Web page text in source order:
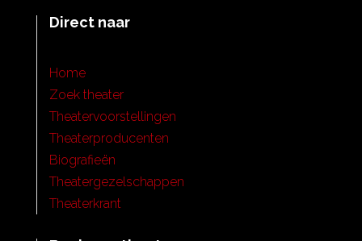
Direct naar
Home
Zoek theater
Theatervoorstellingen
Theaterproducenten
Biografieën
Theatergezelschappen
Theaterkrant